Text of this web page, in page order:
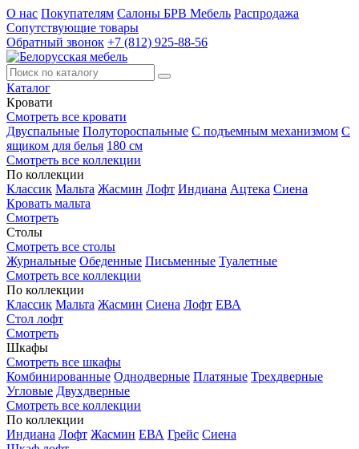
О нас Покупателям Салоны БРВ Мебель Распродажа
Сопутствующие товары
Обратный звонок +7 (812) 925-88-56
Каталог
Кровати
Смотреть все кровати
Двуспальные Полутороспальные С подъемным механизмом С
ящиком для белья 180 см
Смотреть все коллекции
По коллекции
Классик Мальта Жасмин Лофт Индиана Ацтека Сиена
Кровать мальта
Смотреть
Столы
Смотреть все столы
Журнальные Обеденные Письменные Туалетные
Смотреть все коллекции
По коллекции
Классик Мальта Жасмин Сиена Лофт ЕВА
Стол лофт
Смотреть
Шкафы
Смотреть все шкафы
Комбинированные Однодверные Платяные Трехдверные
Угловые Двухдверные
Смотреть все коллекции
По коллекции
Индиана Лофт Жасмин ЕВА Грейс Сиена